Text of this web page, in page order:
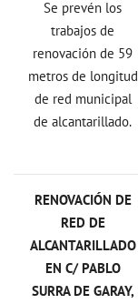
Se prevén los
trabajos de
renovación de 59
metros de longitud
de red municipal
de alcantarillado.
RENOVACIÓN DE
RED DE
ALCANTARILLADO
EN C/ PABLO
SURRA DE GARAY,